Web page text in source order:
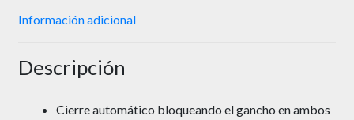
Información adicional
Descripción
Cierre automático bloqueando el gancho en ambos